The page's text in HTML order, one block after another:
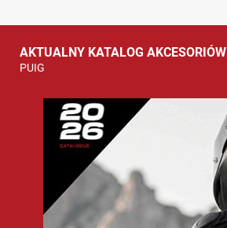
AKTUALNY KATALOG AKCESORIÓW
PUIG